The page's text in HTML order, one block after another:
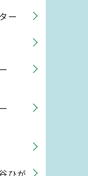
ー
ひが